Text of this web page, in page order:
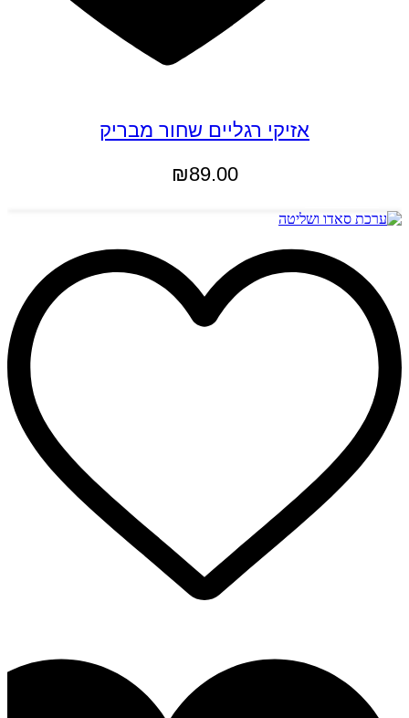
אזיקי רגליים שחור מבריק
₪89.00